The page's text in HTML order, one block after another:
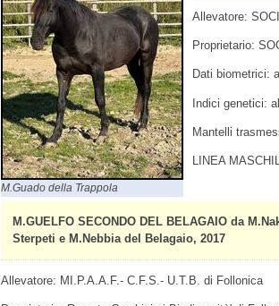
M.Guado della Trappola
Allevatore:
Proprietario:
Dati biometrici:
Indici genetici:
Mantelli
LINEA
M.GUELFO SECONDO DEL BELAGAIO da
Sterpeti e M.Nebbia del Belagaio, 2017
Allevatore: MI.P.A.A.F.- C.F.S.- U.T.B. di Follonica